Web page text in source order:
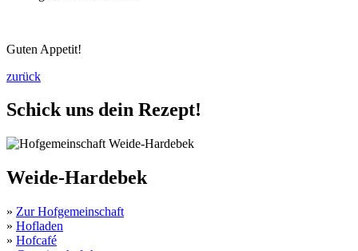
Guten Appetit!
zurück
Schick uns dein Rezept!
Weide-Hardebek
» Zur Hofgemeinschaft
» Hofladen
» Hofcafé